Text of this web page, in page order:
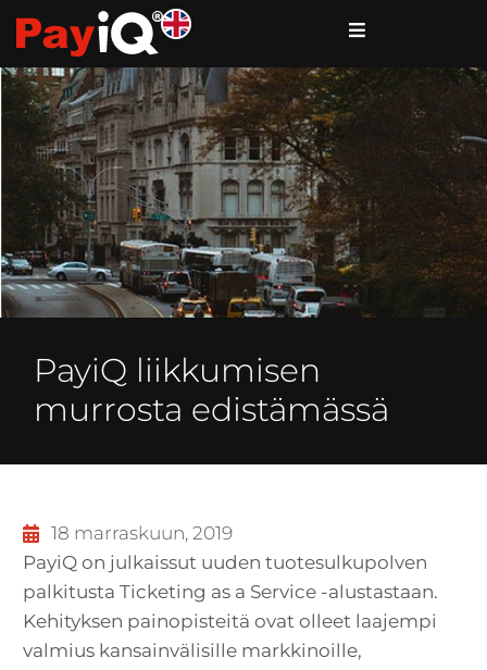
PayiQ liikkumisen
murrosta edistämässä
18 marraskuun, 2019
PayiQ on julkaissut uuden tuotesulkupolven
palkitusta Ticketing as a Service -alustastaan.
Kehityksen painopisteitä ovat olleet laajempi
valmius kansainvälisille markkinoille,